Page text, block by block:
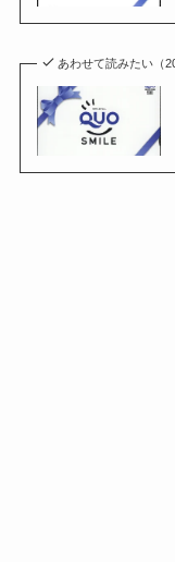
あわせて読みたい（